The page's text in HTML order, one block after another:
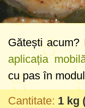
Gătești acum?
aplicația
cu pas în
Cantitate: 1 kg